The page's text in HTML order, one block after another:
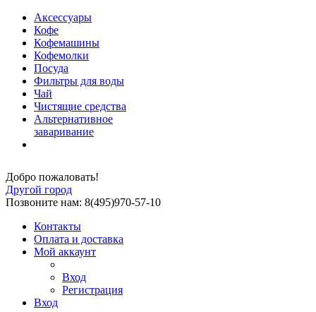
Аксессуары
Кофе
Кофемашины
Кофемолки
Посуда
Фильтры для воды
Чай
Чистящие средства
Альтернативное
заваривание
Добро пожаловать!
Другой город
Позвоните нам: 8(495)970-57-10
Контакты
Оплата и доставка
Мой аккаунт
Вход
Регистрация
Вход